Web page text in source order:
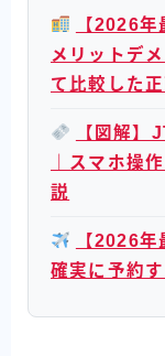
【2026
メリットデ
て比較した
【図解】
｜スマホ操
説
【2026
確実に予約